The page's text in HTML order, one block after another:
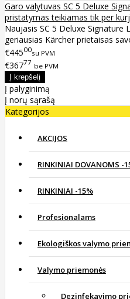
Garo valytuvas SC 5 Deluxe
pristatymas teikiamas tik per
Naujasis SC 5 Deluxe
geriausias Kärcher prietaisas
€44500su PVM
€36777 be PVM
Į palyginimą
Į norų sąrašą
Kategorijos
AKCIJOS
RINKINIAI DOVANOMS -
RINKINIAI -15%
Profesionalams
Ekologiškos valymo
Valymo priemonės
Dezinfekavimo